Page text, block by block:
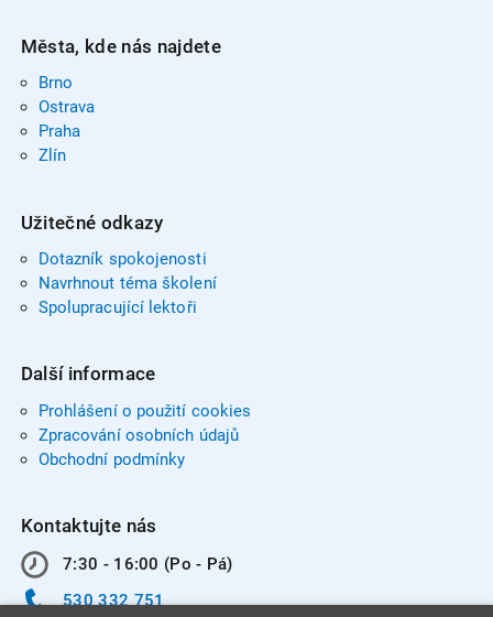
Města, kde nás najdete
Brno
Ostrava
Praha
Zlín
Užitečné odkazy
Dotazník spokojenosti
Navrhnout téma školení
Spolupracující lektoři
Další informace
Prohlášení o použití cookies
Zpracování osobních údajů
Obchodní podmínky
Kontaktujte nás
7:30 - 16:00 (Po - Pá)
530 332 751